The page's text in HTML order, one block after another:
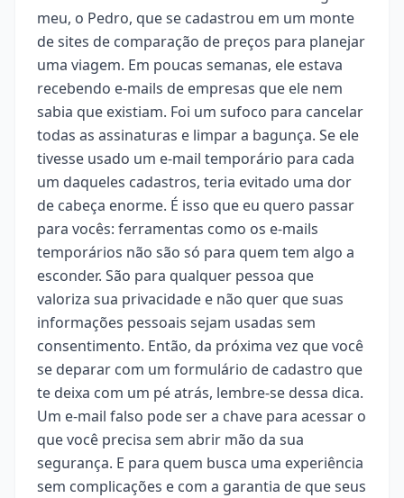
meu, o Pedro, que se cadastrou em um monte
de sites de comparação de preços para planejar
uma viagem. Em poucas semanas, ele estava
recebendo e-mails de empresas que ele nem
sabia que existiam. Foi um sufoco para cancelar
todas as assinaturas e limpar a bagunça. Se ele
tivesse usado um e-mail temporário para cada
um daqueles cadastros, teria evitado uma dor
de cabeça enorme. É isso que eu quero passar
para vocês: ferramentas como os e-mails
temporários não são só para quem tem algo a
esconder. São para qualquer pessoa que
valoriza sua privacidade e não quer que suas
informações pessoais sejam usadas sem
consentimento. Então, da próxima vez que você
se deparar com um formulário de cadastro que
te deixa com um pé atrás, lembre-se dessa dica.
Um e-mail falso pode ser a chave para acessar o
que você precisa sem abrir mão da sua
segurança. E para quem busca uma experiência
sem complicações e com a garantia de que seus